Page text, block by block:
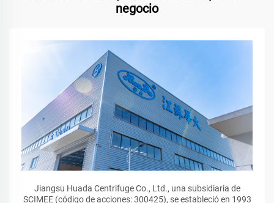
negocio
Jiangsu Huada Centrifuge Co., Ltd., una subsidiaria de
SCIMEE (código de acciones: 300425), se estableció en 1993